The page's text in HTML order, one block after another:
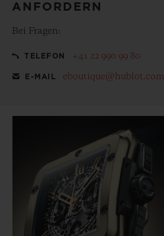
ANFORDERN
Bei Fragen:
TELEFON +41 22 990 99 80
E-MAIL eboutique@hublot.com